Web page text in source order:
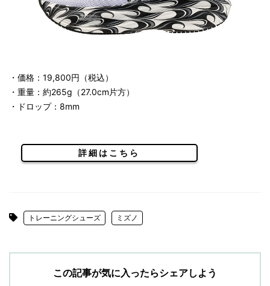
・価格：19,800円（税込）
・重量：約265g（27.0cm片方）
・ドロップ：8mm
詳細はこちら
トレーニングシューズ ミズノ
この記事が気に入ったらシェアしよう